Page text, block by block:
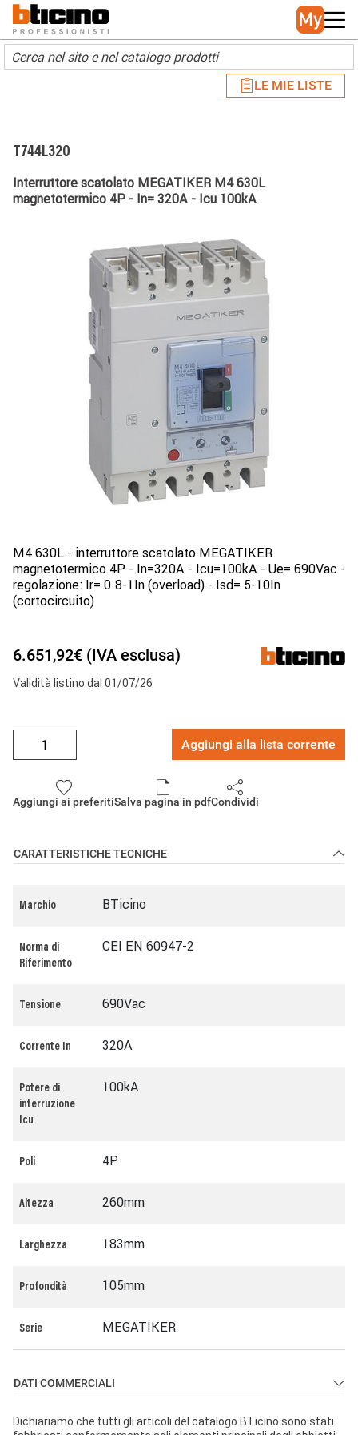
Skip to main content
Main navigation
LE MIE LISTE
T744L320
Interruttore scatolato MEGATIKER M4 630L
magnetotermico 4P - In= 320A - Icu 100kA
M4 630L - interruttore scatolato MEGATIKER
magnetotermico 4P - In=320A - Icu=100kA - Ue= 690Vac -
regolazione: Ir= 0.8-1In (overload) - Isd= 5-10In
(cortocircuito)
6.651,92€ (IVA esclusa)
Validità listino dal 01/07/26
Aggiungi alla lista corrente
Aggiungi ai preferitiSalva pagina in pdfCondividi
CARATTERISTICHE TECNICHE
Marchio BTicino
Norma di
Riferimento
CEI EN 60947-2
Tensione 690Vac
Corrente In 320A
Potere di
interruzione
Icu
100kA
Poli 4P
Altezza 260mm
Larghezza 183mm
Profondità 105mm
Serie MEGATIKER
DATI COMMERCIALI
Dichiariamo che tutti gli articoli del catalogo BTicino sono stati